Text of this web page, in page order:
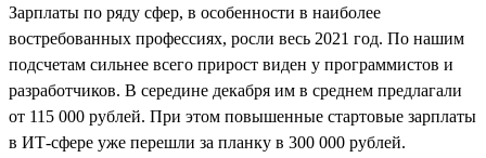
Зарплаты по ряду сфер, в особенности в наиболее
востребованных профессиях, росли весь 2021 год. По нашим
подсчетам сильнее всего прирост виден у программистов и
разработчиков. В середине декабря им в среднем предлагали
от 115 000 рублей. При этом повышенные стартовые зарплаты
в ИТ-сфере уже перешли за планку в 300 000 рублей.